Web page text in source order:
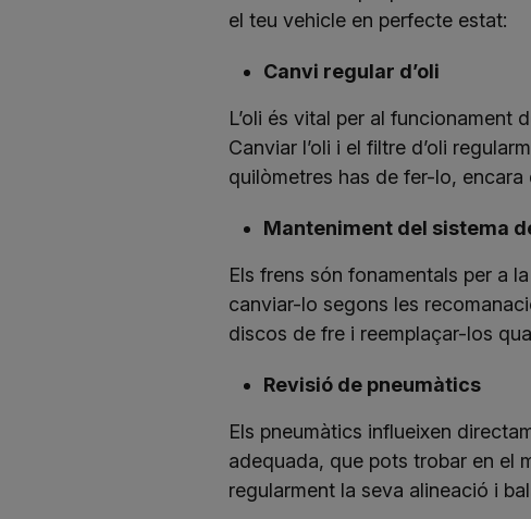
el teu vehicle en perfecte estat:
Canvi regular d’oli
L’oli és vital per al
Canviar l’oli i el filtre d’oli
quilòmetres has de fer-lo,
Manteniment del sistema
Els frens són fonamentals per a
canviar-lo segons les
discos de fre i reemplaçar-los
Revisió de pneumàtics
Els pneumàtics influeixen
adequada, que pots trobar en el
regularment la seva alineació i